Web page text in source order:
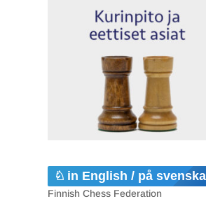
in English / på svenska
Finnish Chess Federation